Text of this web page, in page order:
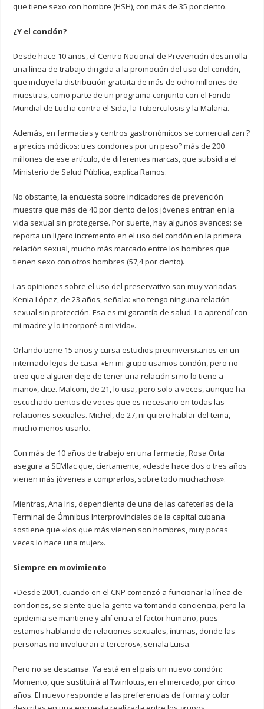
que tiene sexo con hombre (HSH), con más de 35 por ciento.
¿Y el condón?
Desde hace 10 años, el Centro Nacional de Prevención desarrolla
una línea de trabajo dirigida a la promoción del uso del condón,
que incluye la distribución gratuita de más de ocho millones de
muestras, como parte de un programa conjunto con el Fondo
Mundial de Lucha contra el Sida, la Tuberculosis y la Malaria.
Además, en farmacias y centros gastronómicos se comercializan ?
a precios módicos: tres condones por un peso? más de 200
millones de ese artículo, de diferentes marcas, que subsidia el
Ministerio de Salud Pública, explica Ramos.
No obstante, la encuesta sobre indicadores de prevención
muestra que más de 40 por ciento de los jóvenes entran en la
vida sexual sin protegerse. Por suerte, hay algunos avances: se
reporta un ligero incremento en el uso del condón en la primera
relación sexual, mucho más marcado entre los hombres que
tienen sexo con otros hombres (57,4 por ciento).
Las opiniones sobre el uso del preservativo son muy variadas.
Kenia López, de 23 años, señala: «no tengo ninguna relación
sexual sin protección. Esa es mi garantía de salud. Lo aprendí con
mi madre y lo incorporé a mi vida».
Orlando tiene 15 años y cursa estudios preuniversitarios en un
internado lejos de casa. «En mi grupo usamos condón, pero no
creo que alguien deje de tener una relación si no lo tiene a
mano», dice. Malcom, de 21, lo usa, pero solo a veces, aunque ha
escuchado cientos de veces que es necesario en todas las
relaciones sexuales. Michel, de 27, ni quiere hablar del tema,
mucho menos usarlo.
Con más de 10 años de trabajo en una farmacia, Rosa Orta
asegura a SEMlac que, ciertamente, «desde hace dos o tres años
vienen más jóvenes a comprarlos, sobre todo muchachos».
Mientras, Ana Iris, dependienta de una de las cafeterías de la
Terminal de Ómnibus Interprovinciales de la capital cubana
sostiene que «los que más vienen son hombres, muy pocas
veces lo hace una mujer».
Siempre en movimiento
«Desde 2001, cuando en el CNP comenzó a funcionar la línea de
condones, se siente que la gente va tomando conciencia, pero la
epidemia se mantiene y ahí entra el factor humano, pues
estamos hablando de relaciones sexuales, íntimas, donde las
personas no involucran a terceros», señala Luisa.
Pero no se descansa. Ya está en el país un nuevo condón:
Momento, que sustituirá al Twinlotus, en el mercado, por cinco
años. El nuevo responde a las preferencias de forma y color